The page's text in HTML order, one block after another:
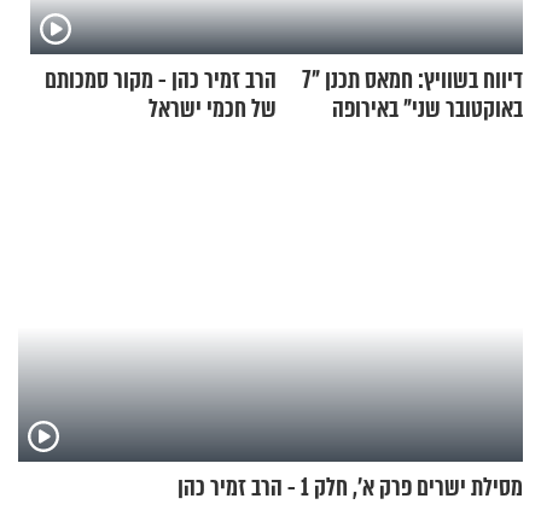
דיווח בשוויץ: חמאס תכנן "7
באוקטובר שני" באירופה
הרב זמיר כהן - מקור סמכותם
של חכמי ישראל
מסילת ישרים פרק א’, חלק 1 - הרב זמיר כהן